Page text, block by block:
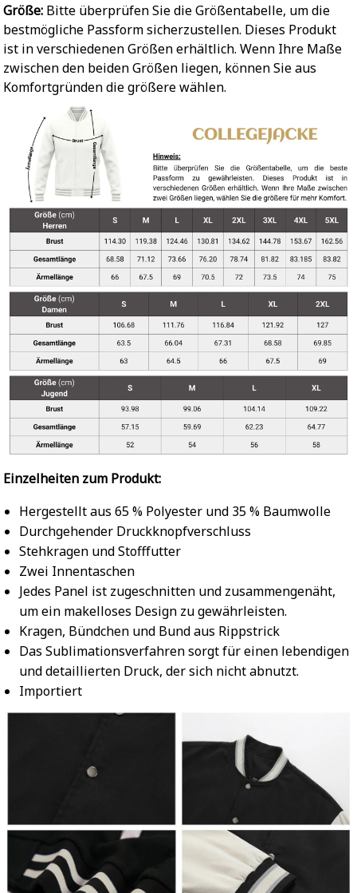
Größe: Bitte überprüfen Sie die Größentabelle, um die
bestmögliche Passform sicherzustellen. Dieses Produkt
ist in verschiedenen Größen erhältlich. Wenn Ihre Maße
zwischen den beiden Größen liegen, können Sie aus
Komfortgründen die größere wählen.
Einzelheiten zum Produkt:
Hergestellt aus 65 % Polyester und 35 % Baumwolle
Durchgehender Druckknopfverschluss
Stehkragen und Stofffutter
Zwei Innentaschen
Jedes Panel ist zugeschnitten und zusammengenäht,
um ein makelloses Design zu gewährleisten.
Kragen, Bündchen und Bund aus Rippstrick
Das Sublimationsverfahren sorgt für einen lebendigen
und detaillierten Druck, der sich nicht abnutzt.
Importiert